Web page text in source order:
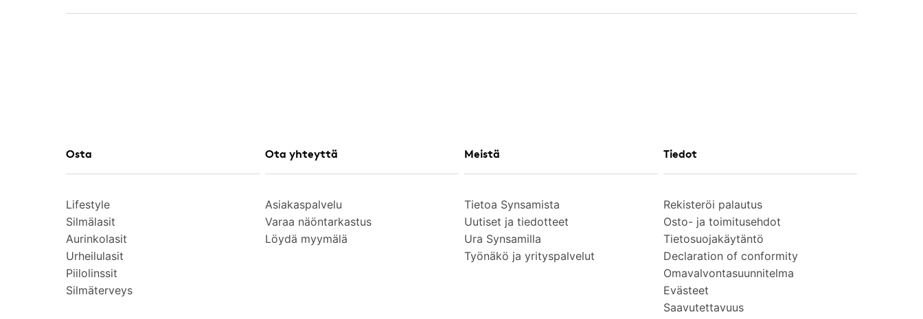
Osta
Lifestyle
Silmälasit
Aurinkolasit
Urheilulasit
Piilolinssit
Silmäterveys
Ota yhteyttä
Asiakaspalvelu
Varaa näöntarkastus
Löydä myymälä
Meistä
Tietoa Synsamista
Uutiset ja tiedotteet
Ura Synsamilla
Työnäkö ja yrityspalvelut
Tiedot
Rekisteröi palautus
Osto- ja toimitusehdot
Tietosuojakäytäntö
Declaration of conformity
Omavalvontasuunnitelma
Evästeet
Saavutettavuus